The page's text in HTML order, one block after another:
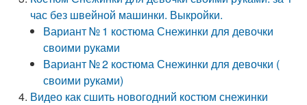
час без швейной машинки. Выкройки.
Вариант № 1 костюма Снежинки для девочки
своими руками
Вариант № 2 костюма Снежинки для девочки (
своими руками)
Видео как сшить новогодний костюм снежинки